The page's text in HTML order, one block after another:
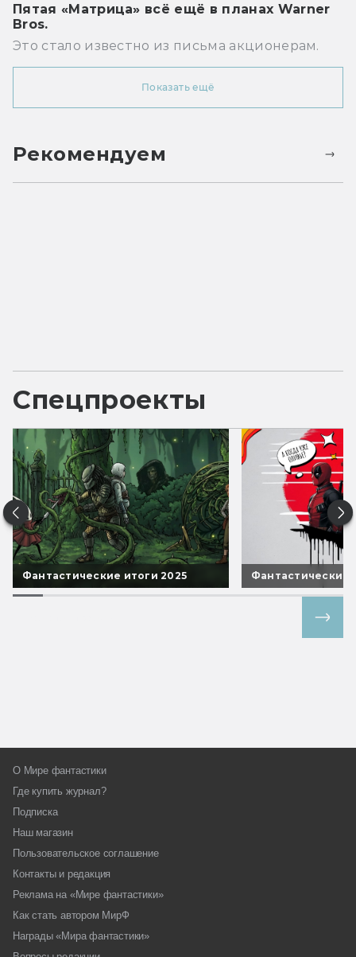
Пятая «Матрица» всё ещё в планах Warner
Bros.
Это стало известно из письма акционерам.
Показать ещё
Рекомендуем
Спецпроекты
Фантастические итоги 2025 Фантастические
О Мире фантастики
Где купить журнал?
Подписка
Наш магазин
Пользовательское соглашение
Контакты и редакция
Реклама на «Мире фантастики»
Как стать автором МирФ
Награды «Мира фантастики»